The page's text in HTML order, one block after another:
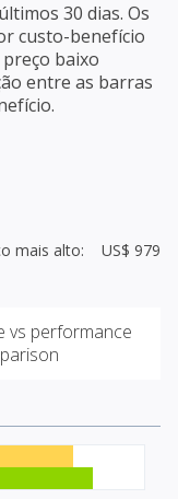
30 dias. Os
custo-benefício
baixo
entre as barras
mais alto: US$ 979
vs performance